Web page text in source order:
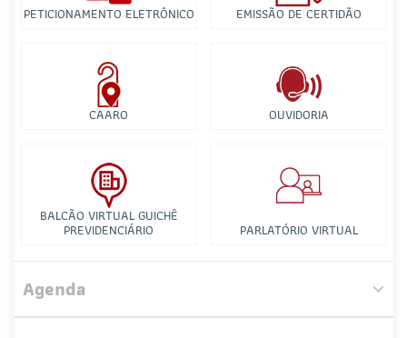
PETICIONAMENTO ELETRÔNICO EMISSÃO DE CERTIDÃO
CAARO OUVIDORIA
BALCÃO VIRTUAL GUICHÊ
PREVIDENCIÁRIO PARLATÓRIO VIRTUAL
Agenda
Comissão de Métodos Adequados de Solução de
Conflitos e de Direito Sistêmico